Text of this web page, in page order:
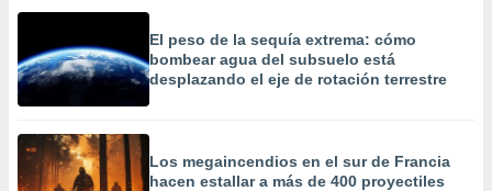
publicidad
publicidad
de
El peso de la sequía extrema: cómo
bombear agua del subsuelo está
desplazando el eje de rotación terrestre
Los megaincendios en el sur de Francia
hacen estallar a más de 400 proyectiles